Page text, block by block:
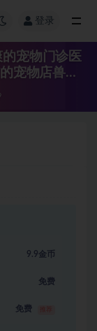
登录
宠物门诊医
宠物店兽医
9.9金币
免费
免费